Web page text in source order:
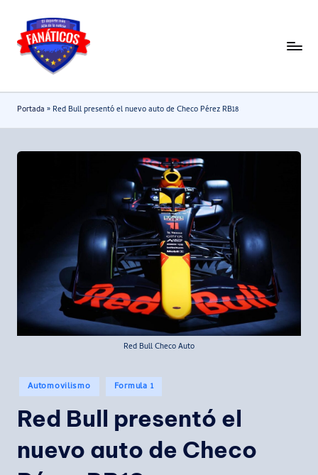
Saltar
contenido
F
n
a
t
Noticias
deportivas
-
Mundial
2026
Portada » Red Bull presentó el nuevo auto de Checo Pérez RB18
Red Bull Checo Auto
Publicado
en
Automovilismo Formula 1
Red Bull presentó el
nuevo auto de Checo